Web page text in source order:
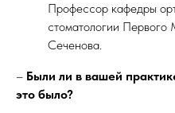
Профессор кафедры
стоматологии
Сеченова.
– Были ли в вашей
это было?